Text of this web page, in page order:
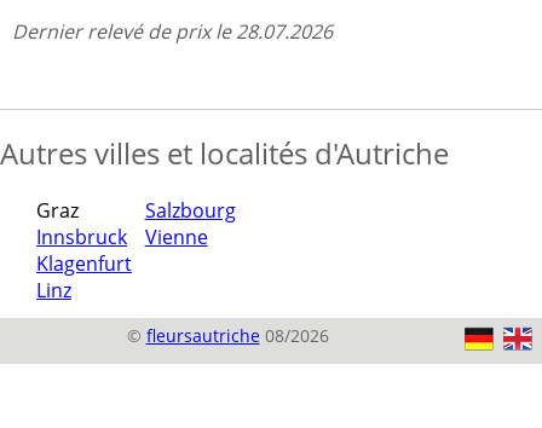
Dernier relevé de prix le 28.07.2026
Autres villes et localités d'Autriche
Graz
Innsbruck
Klagenfurt
Linz
Salzbourg
Vienne
© fleursautriche08/2026